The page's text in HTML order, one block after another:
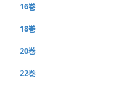
16巻
18巻
20巻
22巻